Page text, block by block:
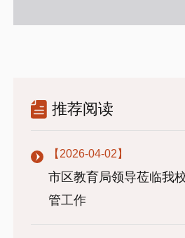
推荐阅读
【2026-04-02】
市区教育局领导莅临我
管工作